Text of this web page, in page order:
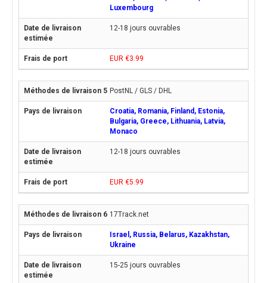
Luxembourg
12-18 jours ouvrables
EUR €3.99
PostNL / GLS / DHL
Croatia, Romania, Finland, Estonia,
Bulgaria, Greece, Lithuania, Latvia,
Monaco
12-18 jours ouvrables
EUR €5.99
17Track.net
Israel, Russia, Belarus, Kazakhstan,
Ukraine
15-25 jours ouvrables